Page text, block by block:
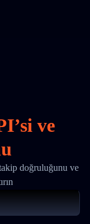
ve
doğruluğunu ve